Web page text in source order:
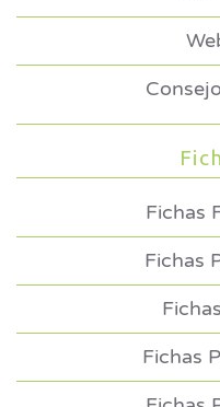
Fichas
Fichas
Fichas